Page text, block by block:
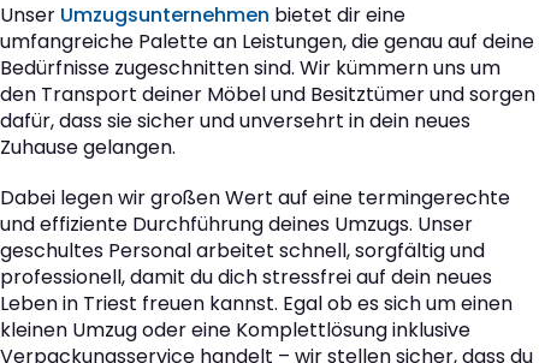
Unser Umzugsunternehmen bietet dir eine
umfangreiche Palette an Leistungen, die genau auf deine
Bedürfnisse zugeschnitten sind. Wir kümmern uns um
den Transport deiner Möbel und Besitztümer und sorgen
dafür, dass sie sicher und unversehrt in dein neues
Zuhause gelangen.
Dabei legen wir großen Wert auf eine termingerechte
und effiziente Durchführung deines Umzugs. Unser
geschultes Personal arbeitet schnell, sorgfältig und
professionell, damit du dich stressfrei auf dein neues
Leben in Triest freuen kannst. Egal ob es sich um einen
kleinen Umzug oder eine Komplettlösung inklusive
Verpackungsservice handelt – wir stellen sicher, dass du